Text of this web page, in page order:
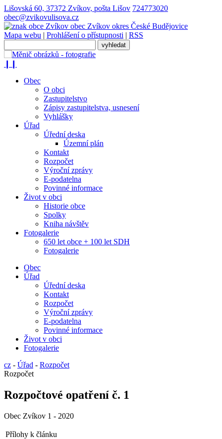
Lišovská 60, 37372 Zvíkov, pošta Lišov 724773020
obec@zvikovulisova.cz
obec Zvíkov okres České Budějovice
Mapa webu | Prohlášení o přístupnosti | RSS
Obec
O obci
Zastupitelstvo
Zápisy zastupitelstva, usnesení
Vyhlášky
Úřad
Úřední deska
Územní plán
Kontakt
Rozpočet
Výroční zprávy
E-podatelna
Povinné informace
Život v obci
Historie obce
Spolky
Kniha návštěv
Fotogalerie
650 let obce + 100 let SDH
Fotogalerie
Obec
Úřad
Úřední deska
Kontakt
Rozpočet
Výroční zprávy
E-podatelna
Povinné informace
Život v obci
Fotogalerie
cz - Úřad - Rozpočet
Rozpočet
Rozpočtové opatření č. 1
Obec Zvíkov 1 - 2020
Přílohy k článku